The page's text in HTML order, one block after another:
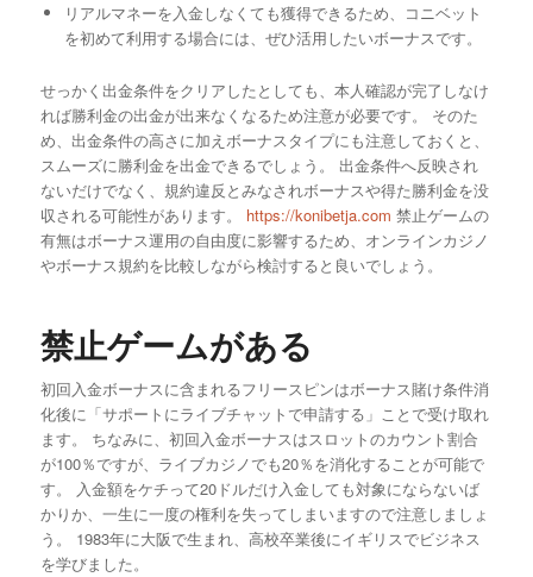
リアルマネーを入金しなくても獲得できるため、コニベット
を初めて利用する場合には、ぜひ活用したいボーナスです。
せっかく出金条件をクリアしたとしても、本人確認が完了しなけ
れば勝利金の出金が出来なくなるため注意が必要です。 そのた
め、出金条件の高さに加えボーナスタイプにも注意しておくと、
スムーズに勝利金を出金できるでしょう。 出金条件へ反映され
ないだけでなく、規約違反とみなされボーナスや得た勝利金を没
収される可能性があります。 https://konibetja.com 禁止ゲームの
有無はボーナス運用の自由度に影響するため、オンラインカジノ
やボーナス規約を比較しながら検討すると良いでしょう。
禁止ゲームがある
初回入金ボーナスに含まれるフリースピンはボーナス賭け条件消
化後に「サポートにライブチャットで申請する」ことで受け取れ
ます。 ちなみに、初回入金ボーナスはスロットのカウント割合
が100％ですが、ライブカジノでも20％を消化することが可能で
す。 入金額をケチって20ドルだけ入金しても対象にならないば
かりか、一生に一度の権利を失ってしまいますので注意しましょ
う。 1983年に大阪で生まれ、高校卒業後にイギリスでビジネス
を学びました。